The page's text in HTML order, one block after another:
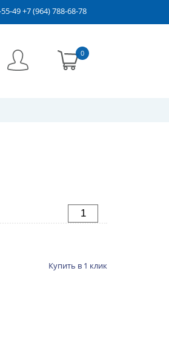
49+7 (964) 788-68-78
0
Купить в 1 клик